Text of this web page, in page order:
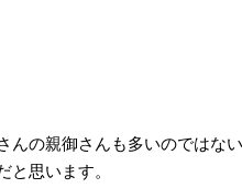
の親御さんも多いのではない
と思います。